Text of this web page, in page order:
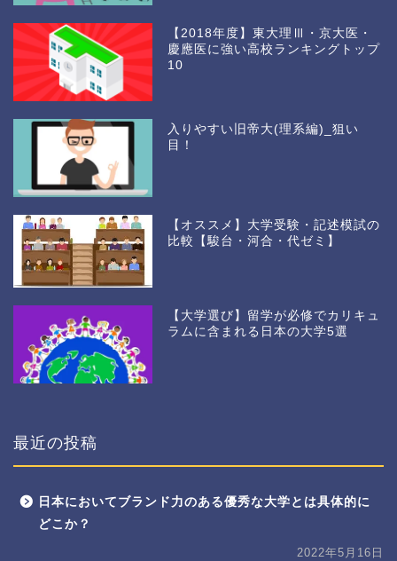
【2018年度】東大理Ⅲ・京大医・
慶應医に強い高校ランキングトップ
10
入りやすい旧帝大(理系編)_狙い
目！
【オススメ】大学受験・記述模試の
比較【駿台・河合・代ゼミ】
【大学選び】留学が必修でカリキュ
ラムに含まれる日本の大学5選
最近の投稿
日本においてブランド力のある優秀な大学とは具体的に
どこか？
2022年5月16日